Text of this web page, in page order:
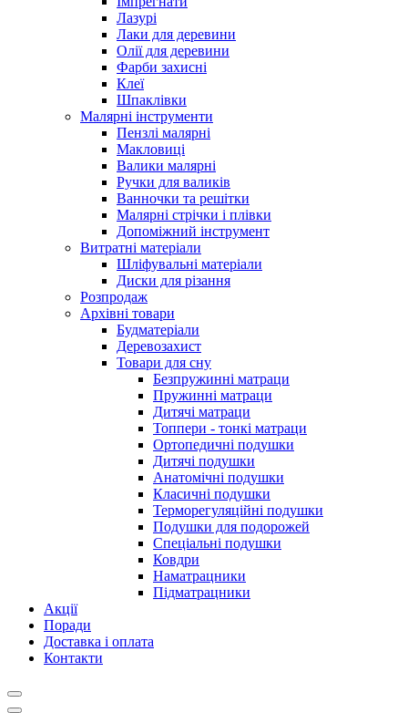
Лазурі
Лаки для деревини
Олії для деревини
Фарби захисні
Клеї
Шпаклівки
Малярні інструменти
Пензлі малярні
Макловиці
Валики малярні
Ручки для валиків
Ванночки та решітки
Малярні стрічки і плівки
Допоміжний інструмент
Витратні матеріали
Шліфувальні матеріали
Диски для різання
Розпродаж
Архівні товари
Будматеріали
Деревозахист
Товари для сну
Безпружинні матраци
Пружинні матраци
Дитячі матраци
Топпери - тонкі матраци
Ортопедичні подушки
Дитячі подушки
Анатомічні подушки
Класичні подушки
Терморегуляційні подушки
Подушки для подорожей
Спеціальні подушки
Ковдри
Наматрацники
Підматрацники
Акції
Поради
Доставка і оплата
Контакти